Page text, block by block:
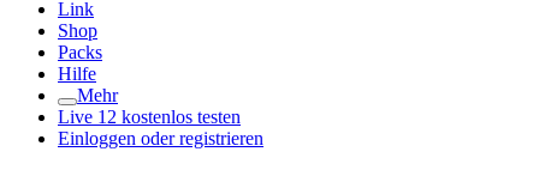
Link
Shop
Packs
Hilfe
Mehr
Live 12 kostenlos testen
Einloggen oder registrieren